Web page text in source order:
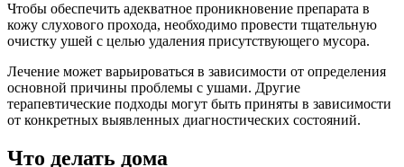
Чтобы обеспечить адекватное проникновение препарата в
кожу слухового прохода, необходимо провести тщательную
очистку ушей с целью удаления присутствующего мусора.
Лечение может варьироваться в зависимости от определения
основной причины проблемы с ушами. Другие
терапевтические подходы могут быть приняты в зависимости
от конкретных выявленных диагностических состояний.
Что делать дома